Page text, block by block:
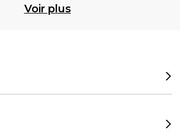
pour garages et centres
sur des critères de
une large gamme
Voir plus